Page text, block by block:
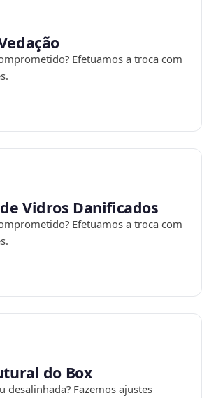
Efetuamos a troca com
Vidros Danificados
Efetuamos a troca com
do Box
desalinhada? Fazemos ajustes